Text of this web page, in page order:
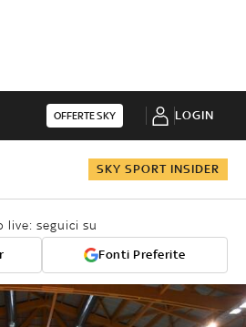
OFFERTE SKY LOGIN
SKY SPORT INSIDER
live: seguici su
Fonti Preferite